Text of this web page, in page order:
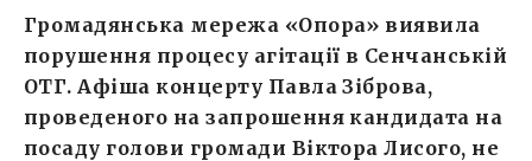
Громадянська мережа «Опора» виявила
порушення процесу агітації в Сенчанській
ОТГ. Афіша концерту Павла Зіброва,
проведеного на запрошення кандидата на
посаду голови громади Віктора Лисого, не